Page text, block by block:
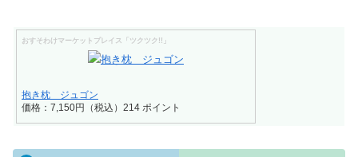
おすそわけマーケットプレイス「ツクツク!!」
抱き枕 ジュゴン
価格：7,150円（税込）214 ポイント